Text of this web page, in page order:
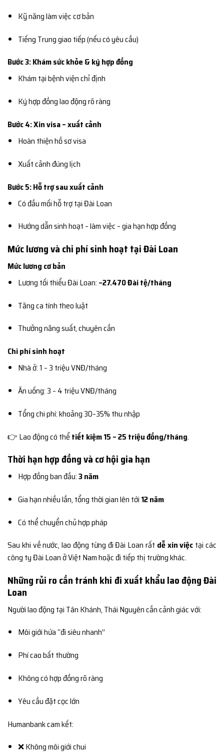
Kỹ năng làm việc cơ bản
Tiếng Trung giao tiếp (nếu có yêu cầu)
Bước 3: Khám sức khỏe & ký hợp đồng
Khám tại bệnh viện chỉ định
Ký hợp đồng lao động rõ ràng
Bước 4: Xin visa – xuất cảnh
Hoàn thiện hồ sơ visa
Xuất cảnh đúng lịch
Bước 5: Hỗ trợ sau xuất cảnh
Có đầu mối hỗ trợ tại Đài Loan
Hướng dẫn sinh hoạt – làm việc – gia hạn hợp đồng
Mức lương và chi phí sinh hoạt tại Đài Loan
Mức lương cơ bản
Lương tối thiểu Đài Loan: ~27.470 Đài tệ/tháng
Tăng ca tính theo luật
Thưởng năng suất, chuyên cần
Chi phí sinh hoạt
Nhà ở: 1 – 3 triệu VNĐ/tháng
Ăn uống: 3 – 4 triệu VNĐ/tháng
Tổng chi phí: khoảng 30–35% thu nhập
👉 Lao động có thể tiết kiệm 15 – 25 triệu đồng/tháng.
Thời hạn hợp đồng và cơ hội gia hạn
Hợp đồng ban đầu:3 năm
Gia hạn nhiều lần, tổng thời gian lên tới 12 năm
Có thể chuyển chủ hợp pháp
Sau khi về nước, lao động từng đi Đài Loan rất dễ xin việc tại các
công ty Đài Loan ở Việt Nam hoặc đi tiếp thị trường khác.
Những rủi ro cần tránh khi đi xuất khẩu lao động Đài
Loan
Người lao động tại Tân Khánh, Thái Nguyên cần cảnh giác với:
Môi giới hứa “đi siêu nhanh”
Phí cao bất thường
Không có hợp đồng rõ ràng
Yêu cầu đặt cọc lớn
Humanbank cam kết:
❌ Không môi giới chui